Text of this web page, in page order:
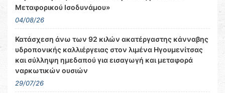
Μεταφορικού Ισοδυνάμου»
04/08/26
Κατάσχεση άνω των 92 κιλών ακατέργαστης κάνναβης
υδροπονικής καλλιέργειας στον λιμένα Ηγουμενίτσας
και σύλληψη ημεδαπού για εισαγωγή και μεταφορά
ναρκωτικών ουσιών
29/07/26